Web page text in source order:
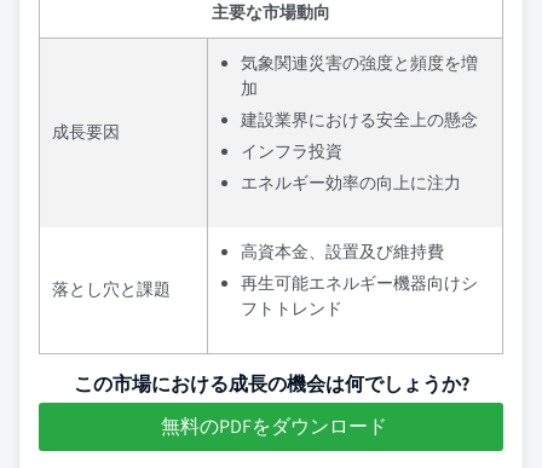
主要な市場動向
成長要因
気象関連災害の強度と頻度を増
加
建設業界における安全上の懸念
インフラ投資
エネルギー効率の向上に注力
落とし穴と課題
高資本金、設置及び維持費
再生可能エネルギー機器向けシ
フトトレンド
この市場における成長の機会は何でしょうか?
無料のPDFをダウンロード